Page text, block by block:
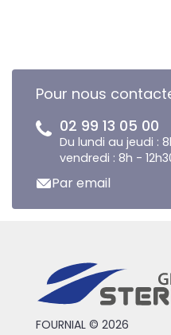
Pour nous
02 99 13 05 00
Du lundi au jeudi :
vendredi : 8h -
Par email
FOURNIAL © 2026